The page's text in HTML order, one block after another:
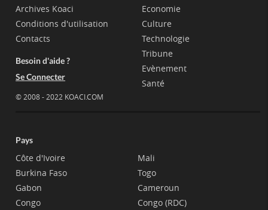
Archives Koaci
Conditions d'utilisation
Contacts
Besoin d'aide ?
Se Connecter
© 2008 - 2022 KOACI.COM
Economie
Culture
Technologie
Tribune
Evènement
Santé
Pays
Côte d'Ivoire
Burkina Faso
Gabon
Congo
Mali
Togo
Cameroun
Congo (RDC)